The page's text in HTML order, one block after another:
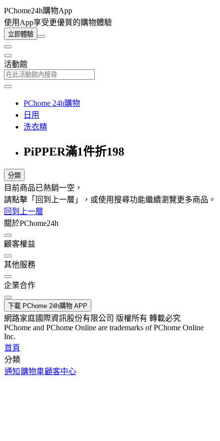
PChome24h購物App
使用App享受更優質的購物體驗
立即體驗
活動館
PChome 24h購物
日用
洗衣精
PiPPER滿1件折198
分類
目前商品已熱銷一空，
請點擊「回到上一層」，或使用搜尋功能繼續瀏覽更多商品。
回到上一層
關於PChome24h
顧客權益
其他服務
企業合作
下載 PChome 24h購物 APP
網路家庭國際資訊股份有限公司 版權所有 轉載必究
PChome and PChome Online are trademarks of PChome Online
Inc.
首頁
分類
通知 購物車顧客中心